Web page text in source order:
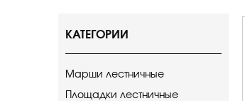
КАТЕГОРИИ
Марши лестничные
Площадки лестничные